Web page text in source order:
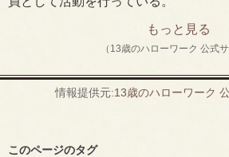
もっと見る
（13歳のハローワーク 公式サ
情報提供元:13歳のハローワーク
このページのタグ